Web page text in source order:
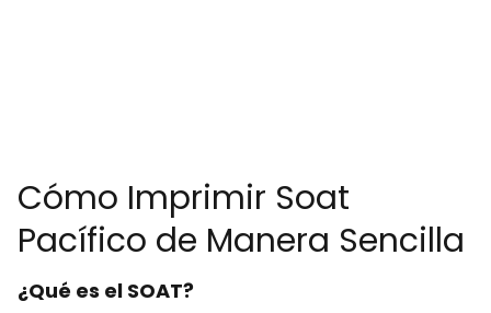
Cómo Imprimir Soat
Pacífico de Manera Sencilla
¿Qué es el SOAT?